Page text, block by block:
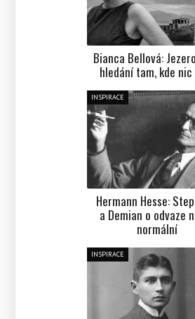
Bianca Bellová:
hledání tam, kde
INSPIRACE
Hermann Hesse:
a Demian o odvaze
normální
INSPIRACE